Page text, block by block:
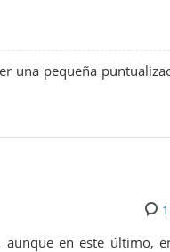
una pequeña
aunque en este último,